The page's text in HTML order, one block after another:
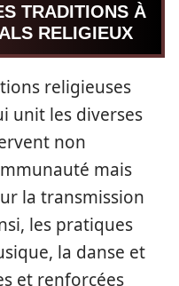
TRADITIONS À
RELIGIEUX
religieuses
unit les diverses
non
mais
la transmission
les pratiques
la danse et
et renforcées